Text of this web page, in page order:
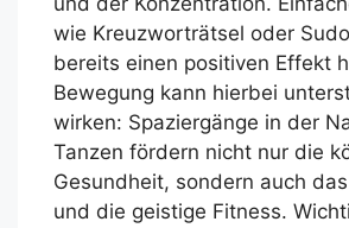
wie Kreuzworträtsel oder
bereits einen positiven Effekt
Bewegung kann hierbei
wirken: Spaziergänge in der
Tanzen fördern nicht nur die
Gesundheit, sondern auch
und die geistige Fitness.